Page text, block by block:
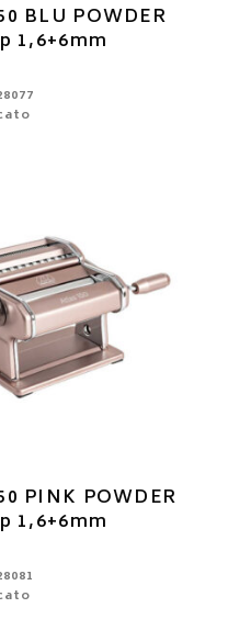
BLU POWDER
1,6+6mm
PINK POWDER
1,6+6mm